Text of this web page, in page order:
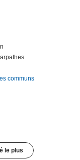
communs
le plus